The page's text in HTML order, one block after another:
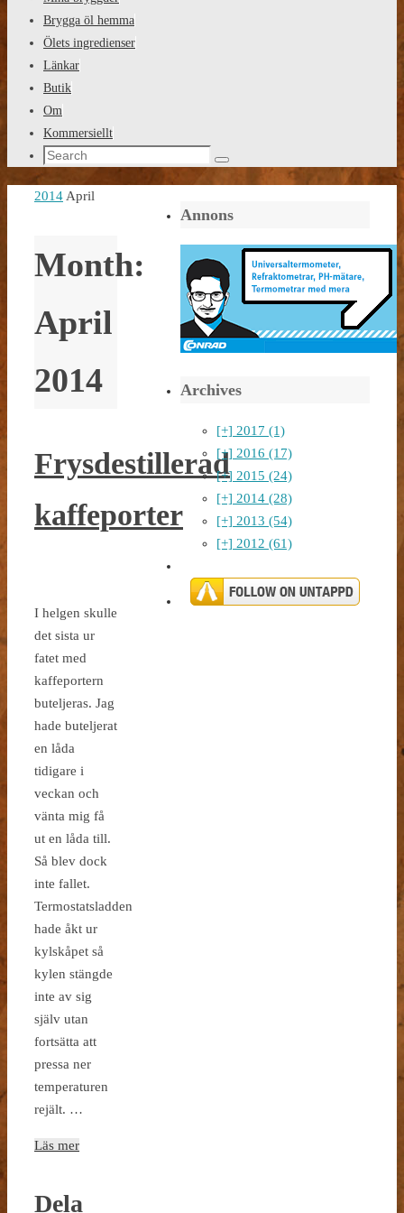
contentBrygga öl hemma
Ölets ingredienser
Länkar
Butik
Om
Kommersiellt
Search
for:
Search
Home
2014 April
Month:
April
2014
Frysdestillerad
kaffeporter
I helgen skulle
det sista ur
fatet med
kaffeportern
buteljeras. Jag
hade buteljerat
en låda
tidigare i
veckan och
vänta mig få
ut en låda till.
Så blev dock
inte fallet.
Termostatsladden
hade åkt ur
kylskåpet så
kylen stängde
inte av sig
själv utan
fortsätta att
pressa ner
temperaturen
rejält. …
Läs mer
Dela
Annons
Archives
[+] 2017 (1)
[+] 2016 (17)
[+] 2015 (24)
[+] 2014 (28)
[+] 2013 (54)
[+] 2012 (61)